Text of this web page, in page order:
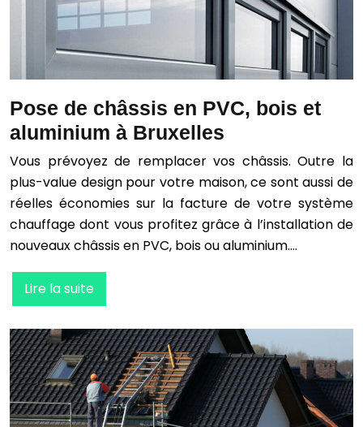
Pose de châssis en PVC, bois et
aluminium à Bruxelles
Vous prévoyez de remplacer vos châssis. Outre la
plus-value design pour votre maison, ce sont aussi de
réelles économies sur la facture de votre système
chauffage dont vous profitez grâce à l’installation de
nouveaux châssis en PVC, bois ou aluminium….
Lire la suite